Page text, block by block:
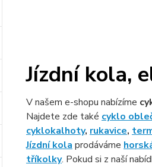
Jízdní kola,
V našem e-shopu nabízíme
Najdete zde také cyklo
cyklokalhoty, rukavice,
Jízdní kola prodáváme
tříkolky. Pokud si z naší